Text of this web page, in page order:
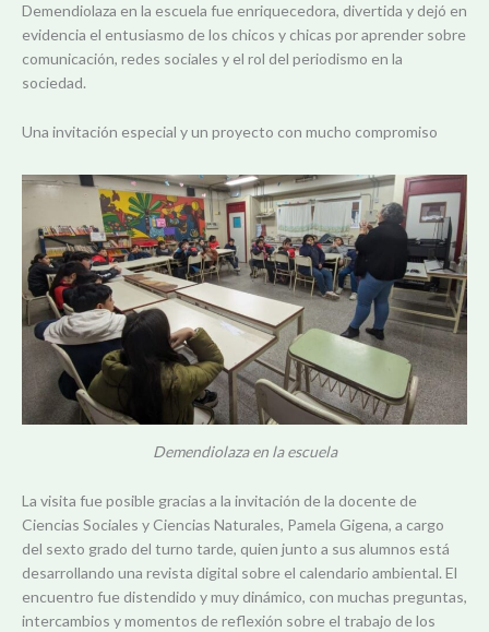
Demendiolaza en la escuela fue enriquecedora, divertida y dejó en
evidencia el entusiasmo de los chicos y chicas por aprender sobre
comunicación, redes sociales y el rol del periodismo en la
sociedad.
Una invitación especial y un proyecto con mucho compromiso
Demendiolaza en la escuela
La visita fue posible gracias a la invitación de la docente de
Ciencias Sociales y Ciencias Naturales, Pamela Gigena, a cargo
del sexto grado del turno tarde, quien junto a sus alumnos está
desarrollando una revista digital sobre el calendario ambiental. El
encuentro fue distendido y muy dinámico, con muchas preguntas,
intercambios y momentos de reflexión sobre el trabajo de los